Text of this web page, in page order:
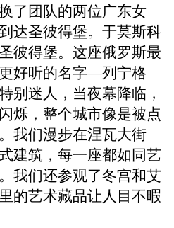
换了团队的两位广东女
达圣彼得堡。于莫斯科
彼得堡。这座俄罗斯最
好听的名字—列宁格
别迷人，当夜幕降临，
烁，整个城市像是被点
我们漫步在涅瓦大街
建筑，每一座都如同艺
我们还参观了冬宫和艾
的艺术藏品让人目不暇